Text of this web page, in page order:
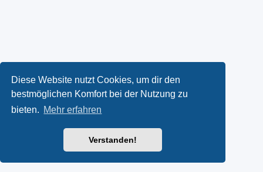
Diese Website nutzt Cookies, um dir den
bestmöglichen Komfort bei der Nutzung zu
bieten. Mehr erfahren
Verstanden!